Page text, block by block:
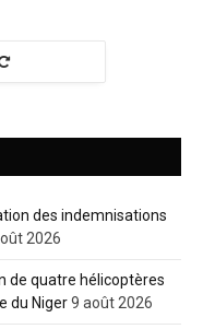
des indemnisations
2026
de quatre hélicoptères
du Niger9 août 2026